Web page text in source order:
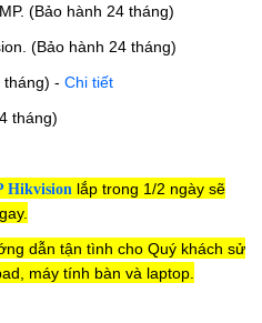
(Bảo hành 24 tháng)
(Bảo hành 24 tháng)
tháng) - Chi tiết
tháng)
Hikvision lắp trong 1/2 ngày sẽ
dẫn tận tình cho Quý khách sử
máy tính bàn và laptop.